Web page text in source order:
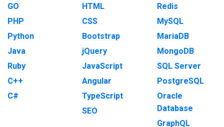
GO
PHP
Python
Java
Ruby
C++
C#
HTML
CSS
Bootstrap
jQuery
JavaScript
Angular
TypeScript
SEO
Redis
MySQL
MariaDB
MongoDB
SQL Server
PostgreSQL
Oracle
Database
GraphQL